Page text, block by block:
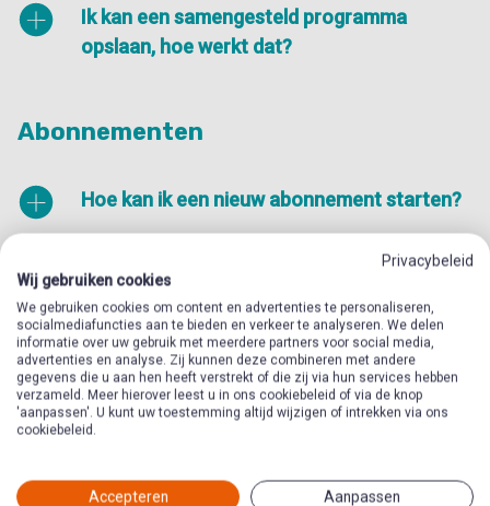
Ik kan een samengesteld programma
opslaan, hoe werkt dat?
Abonnementen
Hoe kan ik een nieuw abonnement starten?
Hoe kan ik een abonnement stopzetten?
Hoe kan ik een nieuwe
leidinggevenden/gebruikers toevoegen aan
een abonnement?
toegevoegd wordt?
Privacybeleid
Wij gebruiken cookies
We gebruiken cookies om content en advertenties te personaliseren,
socialmediafuncties aan te bieden en verkeer te analyseren. We delen
informatie over uw gebruik met meerdere partners voor social media,
advertenties en analyse. Zij kunnen deze combineren met andere
gegevens die u aan hen heeft verstrekt of die zij via hun services hebben
verzameld. Meer hierover leest u in ons cookiebeleid of via de knop
'aanpassen'. U kunt uw toestemming altijd wijzigen of intrekken via ons
cookiebeleid.
Accepteren Aanpassen